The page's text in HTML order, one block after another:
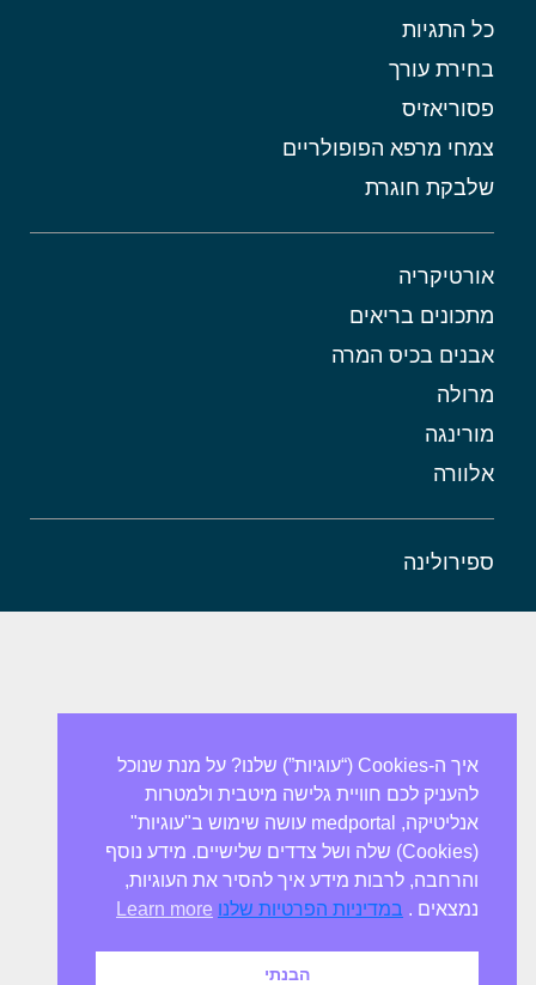
כל התגיות
בחירת עורך
פסוריאזיס
צמחי מרפא הפופולריים
שלבקת חוגרת
אורטיקריה
מתכונים בריאים
אבנים בכיס המרה
מרולה
מורינגה
אלוורה
ספירולינה
איך ה-Cookies (“עוגיות”) שלנו? על מנת שנוכל
להעניק לכם חוויית גלישה מיטבית ולמטרות
אנליטיקה, medportal עושה שימוש ב"עוגיות"
(Cookies) שלה ושל צדדים שלישיים. מידע נוסף
והרחבה, לרבות מידע איך להסיר את העוגיות,
נמצאים . במדיניות הפרטיות שלנו Learn more
הבנתי